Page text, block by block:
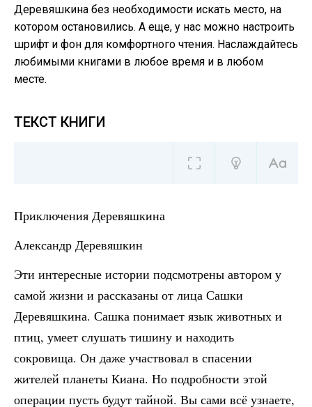
Деревяшкина без необходимости искать место, на
котором остановились. А еще, у нас можно настроить
шрифт и фон для комфортного чтения. Наслаждайтесь
любимыми книгами в любое время и в любом
месте.
ТЕКСТ КНИГИ
Приключения Деревяшкина
Александр Деревяшкин
Эти интересные истории подсмотрены автором у
самой жизни и рассказаны от лица Сашки
Деревяшкина. Сашка понимает язык животных и
птиц, умеет слушать тишину и находить
сокровища. Он даже участвовал в спасении
жителей планеты Киана. Но подробности этой
операции пусть будут тайной. Вы сами всё узнаете,